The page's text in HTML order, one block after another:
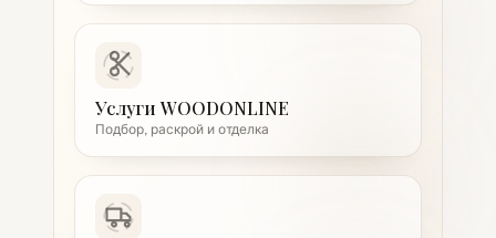
Услуги WOODONLINE
Подбор, раскрой и отделка